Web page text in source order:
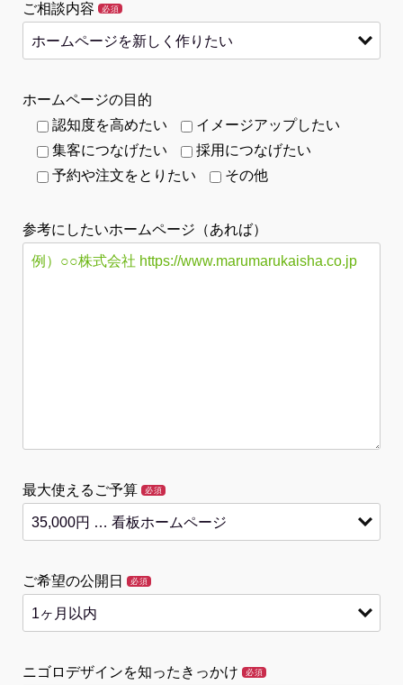
ご相談内容 必須
ホームページの目的
認知度を高めたい
イメージアップしたい
集客につなげたい
採用につなげたい
予約や注文をとりたい
その他
参考にしたいホームページ（あれば）
最大使えるご予算 必須
ご希望の公開日 必須
ニゴロデザインを知ったきっかけ 必須